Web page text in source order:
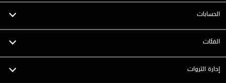
الحسابات
الفئات
إدارة الثروات